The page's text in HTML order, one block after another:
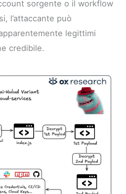
sorgente o il workflow
l’attaccante può
legittimi
credibile.